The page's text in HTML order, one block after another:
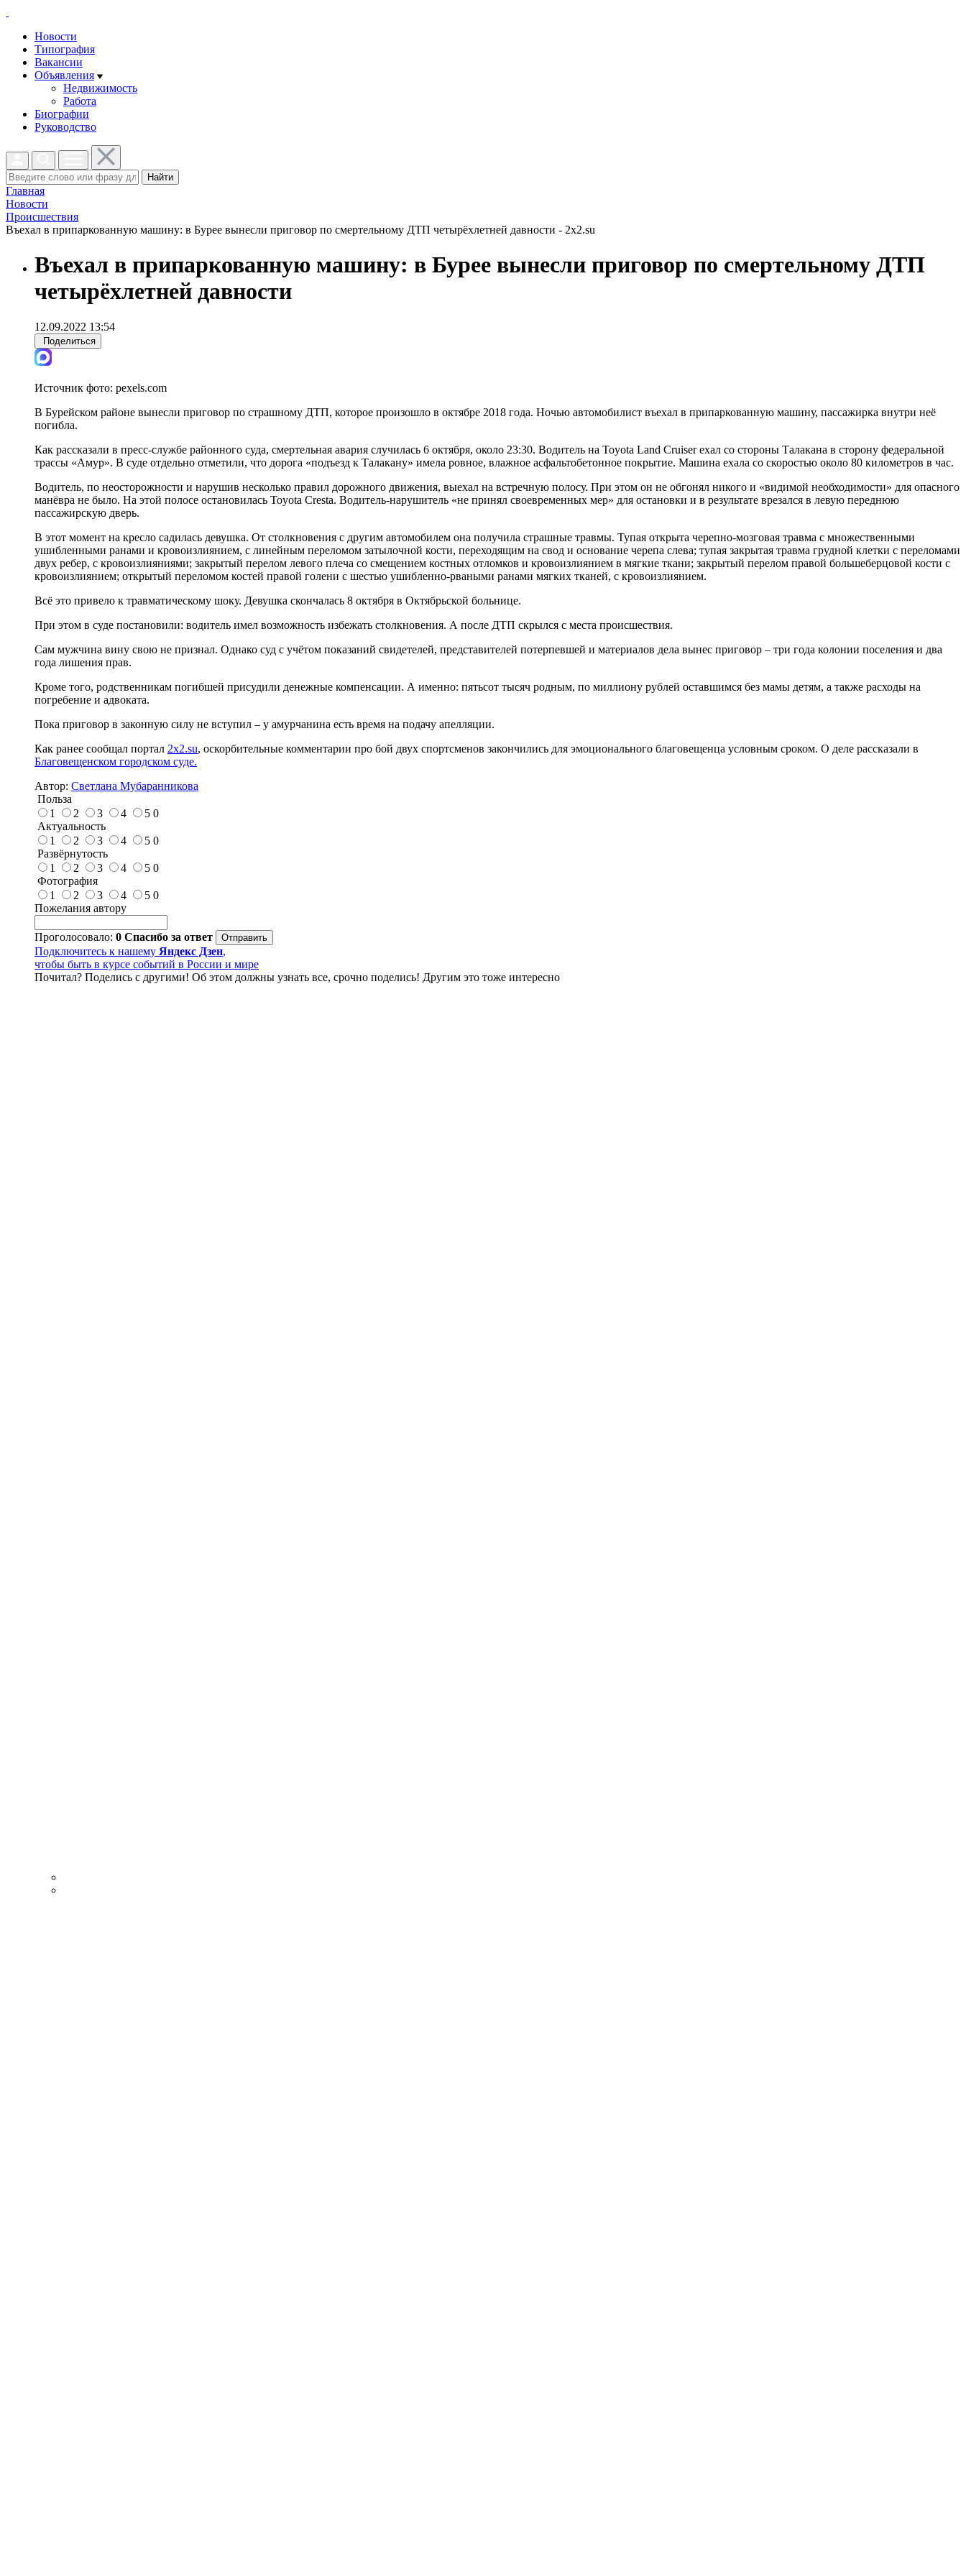
Новости
Типография
Вакансии
Объявления
Недвижимость
Работа
Биографии
Руководство
Найти
Главная
Новости
Проиcшествия
Въехал в припаркованную машину: в Бурее вынесли приговор по смертельному ДТП четырёхлетней давности - 2x2.su
Въехал в припаркованную машину: в Бурее вынесли приговор по смертельному ДТП
четырёхлетней давности
12.09.2022 13:54
Поделиться
Источник фото: pexels.com
В Бурейском районе вынесли приговор по страшному ДТП, которое произошло в октябре 2018 года. Ночью автомобилист въехал в припаркованную машину, пассажирка внутри неё
погибла.
Как рассказали в пресс-службе районного суда, смертельная авария случилась 6 октября, около 23:30. Водитель на Toyota Land Cruiser ехал со стороны Талакана в сторону федеральной
трассы «Амур». В суде отдельно отметили, что дорога «подъезд к Талакану» имела ровное, влажное асфальтобетонное покрытие. Машина ехала со скоростью около 80 километров в час.
Водитель, по неосторожности и нарушив несколько правил дорожного движения, выехал на встречную полосу. При этом он не обгонял никого и «видимой необходимости» для опасного
манёвра не было. На этой полосе остановилась Toyota Cresta. Водитель-нарушитель «не принял своевременных мер» для остановки и в результате врезался в левую переднюю
пассажирскую дверь.
В этот момент на кресло садилась девушка. От столкновения с другим автомобилем она получила страшные травмы. Тупая открыта черепно-мозговая травма с множественными
ушибленными ранами и кровоизлиянием, с линейным переломом затылочной кости, переходящим на свод и основание черепа слева; тупая закрытая травма грудной клетки с переломами
двух ребер, с кровоизлияниями; закрытый перелом левого плеча со смещением костных отломков и кровоизлиянием в мягкие ткани; закрытый перелом правой большеберцовой кости с
кровоизлиянием; открытый переломом костей правой голени с шестью ушибленно-рваными ранами мягких тканей, с кровоизлиянием.
Всё это привело к травматическому шоку. Девушка скончалась 8 октября в Октябрьской больнице.
При этом в суде постановили: водитель имел возможность избежать столкновения. А после ДТП скрылся с места происшествия.
Сам мужчина вину свою не признал. Однако суд с учётом показаний свидетелей, представителей потерпевшей и материалов дела вынес приговор – три года колонии поселения и два
года лишения прав.
Кроме того, родственникам погибшей присудили денежные компенсации. А именно: пятьсот тысяч родным, по миллиону рублей оставшимся без мамы детям, а также расходы на
погребение и адвоката.
Пока приговор в законную силу не вступил – у амурчанина есть время на подачу апелляции.
Как ранее сообщал портал 2x2.su, оскорбительные комментарии про бой двух спортсменов закончились для эмоционального благовещенца условным сроком. О деле рассказали в
Благовещенском городском суде.
Автор: Светлана Мубаранникова
Польза
1
2 3 4 5 0
Актуальность
1
2 3 4 5 0
Развёрнутость
1
2 3 4 5 0
Фотография
1
2 3 4 5 0
Пожелания автору
Проголосовало: 0 Спасибо за ответ
Подключитесь к нашему Яндекс Дзен,
чтобы быть в курсе событий в России и мире
Почитал? Поделись с другими! Об этом должны узнать все, срочно поделись! Другим это тоже интересно